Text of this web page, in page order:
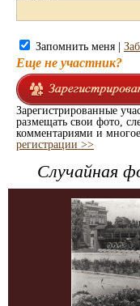
Запомнить меня |
Еще не участник?
Зарегистрированные
размещать свои фото,
комментариями и
регистрации >>
Случайная